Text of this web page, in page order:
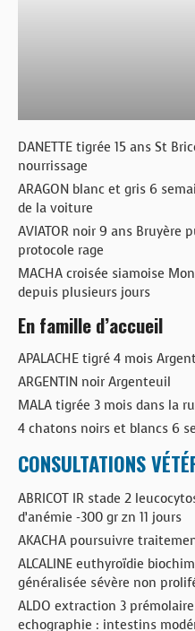
DANETTE tigrée 15 ans St
nourrissage
ARAGON blanc et gris 6
de la voiture
AVIATOR noir 9 ans Bruyère
protocole rage
MACHA croisée siamoise
depuis plusieurs jours
En famille d’accueil
APALACHE tigré 4 mois
ARGENTIN noir Argenteuil
MALA tigrée 3 mois dans la
4 chatons noirs et blancs 6
CONSULTATIONS
ABRICOT IR stade 2
d’anémie -300 gr zn 11 jours
AKACHA poursuivre
ALCALINE euthyroïdie
généralisée sévère non
ALDO extraction 3
echographie : intestins